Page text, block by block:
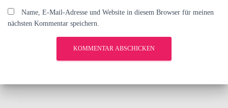
Name, E-Mail-Adresse und Website in diesem Browser für meinen
nächsten Kommentar speichern.